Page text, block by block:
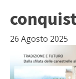
26 Agosto 2025